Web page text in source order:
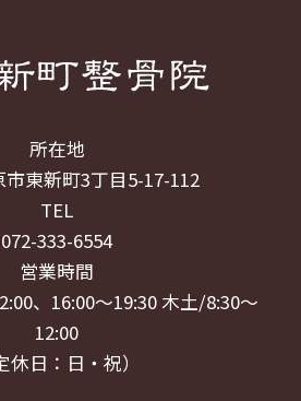
所在地
東新町3丁目5-17-112
TEL
072-333-6554
営業時間
、16:00～19:30 木土/8:30～
12:00
休日：日・祝）